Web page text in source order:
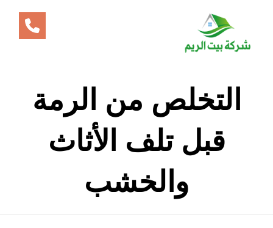
التخلص من الرمة
قبل تلف الأثاث
والخشب